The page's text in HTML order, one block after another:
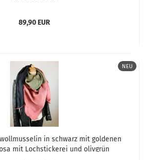
89,90 EUR
NEU
in schwarz mit goldenen
mit Lochstickerei und olivgrün